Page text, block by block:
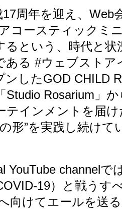
周年を迎え、Web
コースティックミ
るという、時代と状
ある #ウェブストア
ンしたGOD CHILD
Studio Rosarium」
テインメントを届
形”を実践し続けて
YouTube channelで
19）と戦うす
向けてエールを送